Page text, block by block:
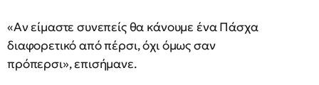
«Αν είμαστε συνεπείς θα κάνουμε ένα Πάσχα
διαφορετικό από πέρσι, όχι όμως σαν
πρόπερσι», επισήμανε.